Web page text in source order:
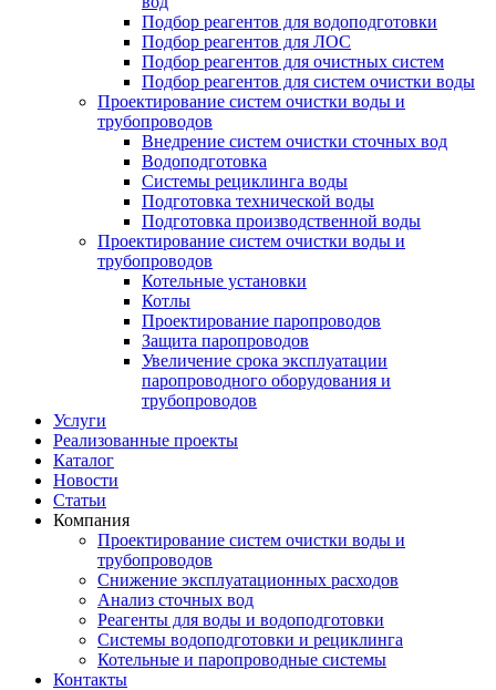
Подбор реагентов для водоподготовки
Подбор реагентов для ЛОС
Подбор реагентов для очистных систем
Подбор реагентов для систем очистки воды
Проектирование систем очистки воды и
трубопроводов
Внедрение систем очистки сточных вод
Водоподготовка
Системы рециклинга воды
Подготовка технической воды
Подготовка производственной воды
Проектирование систем очистки воды и
трубопроводов
Котельные установки
Котлы
Проектирование паропроводов
Защита паропроводов
Увеличение срока эксплуатации
паропроводного оборудования и
трубопроводов
Услуги
Реализованные проекты
Каталог
Новости
Статьи
Компания
Проектирование систем очистки воды и
трубопроводов
Снижение эксплуатационных расходов
Анализ сточных вод
Реагенты для воды и водоподготовки
Системы водоподготовки и рециклинга
Котельные и паропроводные системы
Контакты